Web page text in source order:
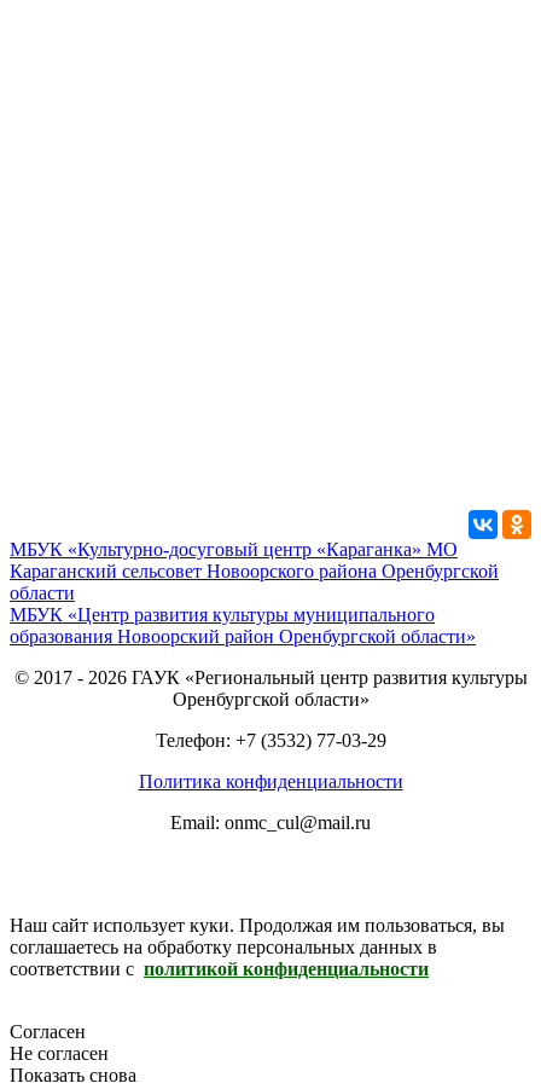
МБУК «Культурно-досуговый центр «Караганка» МО
Караганский сельсовет Новоорского района Оренбургской
области
МБУК «Центр развития культуры муниципального
образования Новоорский район Оренбургской области»
© 2017 - 2026 ГАУК «Региональный центр развития культуры
Оренбургской области»
Телефон: +7 (3532) 77-03-29
Политика конфиденциальности
Email: onmc_cul@mail.ru
Наш сайт использует куки. Продолжая им пользоваться, вы
соглашаетесь на обработку персональных данных в
соответствии с политикой конфиденциальности
Согласен
Не согласен
Показать снова